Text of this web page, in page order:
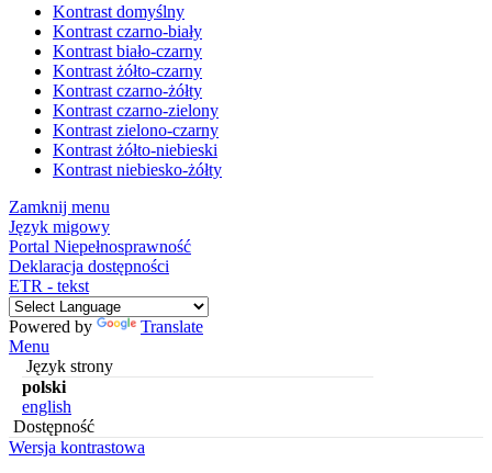
Kontrast domyślny
Kontrast czarno-biały
Kontrast biało-czarny
Kontrast żółto-czarny
Kontrast czarno-żółty
Kontrast czarno-zielony
Kontrast zielono-czarny
Kontrast żółto-niebieski
Kontrast niebiesko-żółty
Zamknij menu
Język migowy
Portal Niepełnosprawność
Deklaracja dostępności
ETR - tekst
Powered by
Translate
Menu
Język strony
polski
english
Dostępność
Wersja kontrastowa